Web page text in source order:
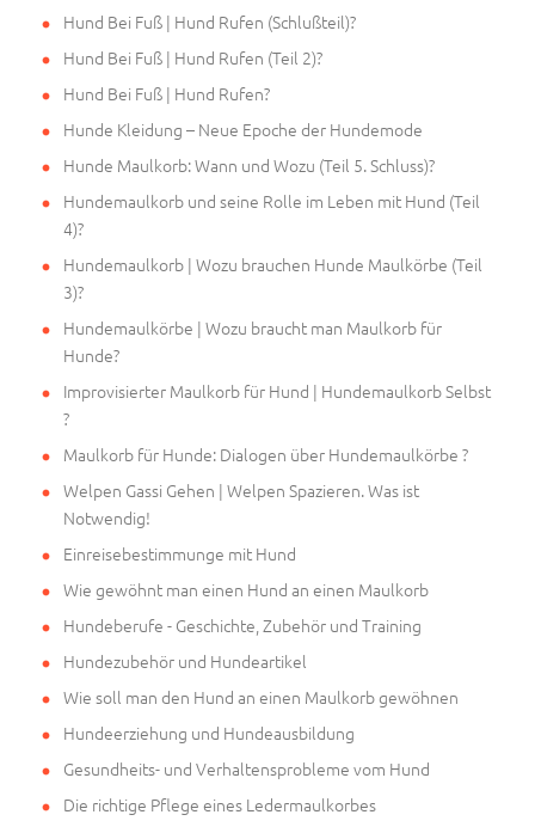
Hund Bei Fuß | Hund Rufen (Schlußteil)?
Hund Bei Fuß | Hund Rufen (Teil 2)?
Hund Bei Fuß | Hund Rufen?
Hunde Kleidung – Neue Epoche der Hundemode
Hunde Maulkorb: Wann und Wozu (Teil 5. Schluss)?
Hundemaulkorb und seine Rolle im Leben mit Hund (Teil
4)?
Hundemaulkorb | Wozu brauchen Hunde Maulkörbe (Teil
3)?
Hundemaulkörbe | Wozu braucht man Maulkorb für
Hunde?
Improvisierter Maulkorb für Hund | Hundemaulkorb Selbst
?
Maulkorb für Hunde: Dialogen über Hundemaulkörbe ?
Welpen Gassi Gehen | Welpen Spazieren. Was ist
Notwendig!
Einreisebestimmunge mit Hund
Wie gewöhnt man einen Hund an einen Maulkorb
Hundeberufe - Geschichte, Zubehör und Training
Hundezubehör und Hundeartikel
Wie soll man den Hund an einen Maulkorb gewöhnen
Hundeerziehung und Hundeausbildung
Gesundheits- und Verhaltensprobleme vom Hund
Die richtige Pflege eines Ledermaulkorbes